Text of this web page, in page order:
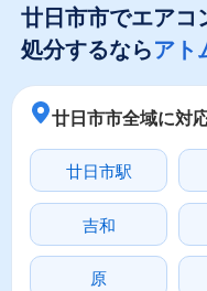
廿日市市でエアコ
処分するならアト
廿日市市全域に対
廿日市駅
吉和
原